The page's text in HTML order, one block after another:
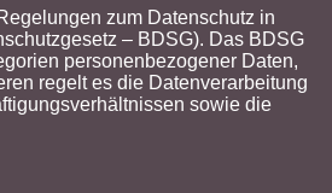
zum Datenschutz in
– BDSG). Das BDSG
personenbezogener Daten,
regelt es die Datenverarbeitung
sowie die